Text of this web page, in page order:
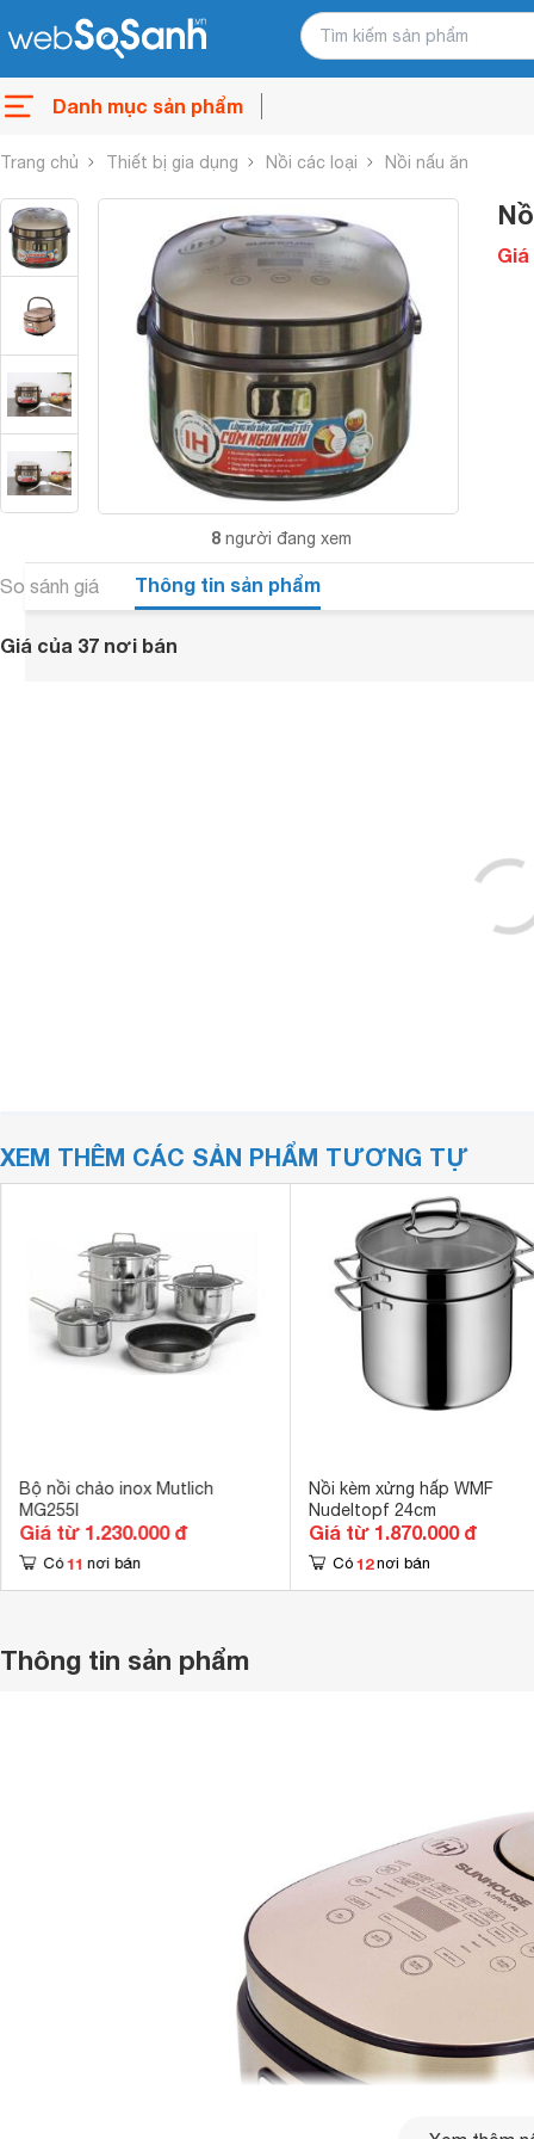
Danh mục sản phẩm
Trang chủ Thiết bị gia dụng Nồi các loại Nồi nấu ăn
8 người đang xem
Giá
So sánh giá Thông tin sản phẩm
Giá của 37 nơi bán
XEM THÊM CÁC SẢN PHẨM TƯƠNG TỰ
Bộ nồi chảo inox Mutlich
MG255I
Giá từ 1.230.000 đ
Có 11 nơi bán
Nồi kèm xửng hấp WMF
Nudeltopf 24cm
Giá từ 1.870.000 đ
Có 12 nơi bán
Thông tin sản phẩm